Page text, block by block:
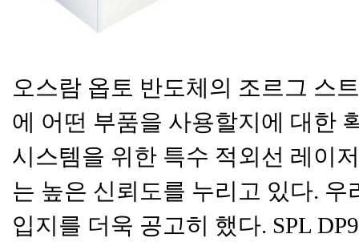
오스람 옵토 반도체의 조르그 스
에 어떤 부품을 사용할지에 대한
시스템을 위한 특수 적외선 레이
는 높은 신뢰도를 누리고 있다.
입지를 더욱 공고히 했다. SPL